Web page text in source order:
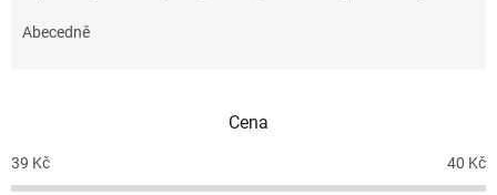
o
d
Abecedně
Cena
39 Kč 40 Kč